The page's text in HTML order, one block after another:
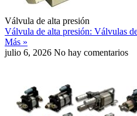
Válvula de alta presión
Válvula de alta presión: Válvulas
Más »
julio 6, 2026 No hay comentarios